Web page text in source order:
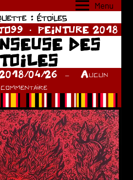
Menu
: étoiles
PEINTURE 2018
DES
04/26
Aucun
commentaire